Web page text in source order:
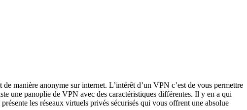
manière anonyme sur internet. L’intérêt d’un VPN c’est de vous permettre
une panoplie de VPN avec des caractéristiques différentes. Il y en a qui
les réseaux virtuels privés sécurisés qui vous offrent une absolue